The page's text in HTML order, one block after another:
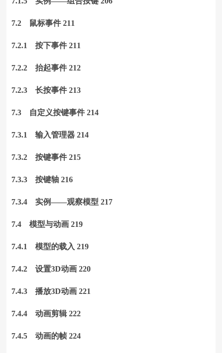
7.2 鼠标事件 211
7.2.1 按下事件 211
7.2.2 抬起事件 212
7.2.3 长按事件 213
7.3 自定义按键事件 214
7.3.1 输入管理器 214
7.3.2 按键事件 215
7.3.3 按键轴 216
7.3.4 实例——观察模型 217
7.4 模型与动画 219
7.4.1 模型的载入 219
7.4.2 设置3D动画 220
7.4.3 播放3D动画 221
7.4.4 动画剪辑 222
7.4.5 动画的帧 224